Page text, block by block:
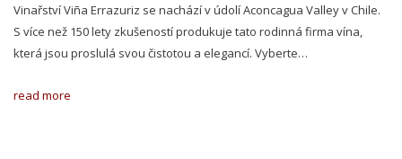
Vinařství Viña Errazuriz se nachází v údolí Aconcagua Valley v Chile.
S více než 150 lety zkušeností produkuje tato rodinná firma vína,
která jsou proslulá svou čistotou a elegancí. Vyberte…
read more